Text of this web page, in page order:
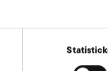
Chcete
a